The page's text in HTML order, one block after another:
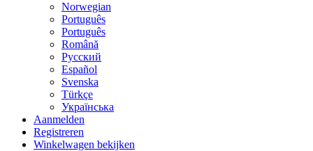
Norwegian
Português
Português
Română
Русский
Español
Svenska
Türkçe
Українська
Aanmelden
Registreren
Winkelwagen bekijken